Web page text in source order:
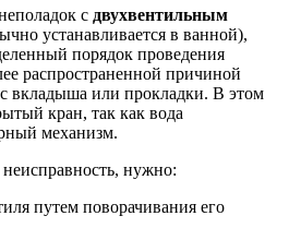
с двухвентильным
устанавливается в ванной),
порядок проведения
распространенной причиной
вкладыша или прокладки. В этом
кран, так как вода
механизм.
нужно:
путем поворачивания его